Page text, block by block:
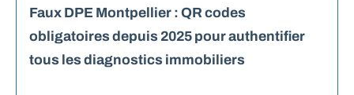
Faux DPE Montpellier : QR codes
obligatoires depuis 2025 pour authentifier
tous les diagnostics immobiliers